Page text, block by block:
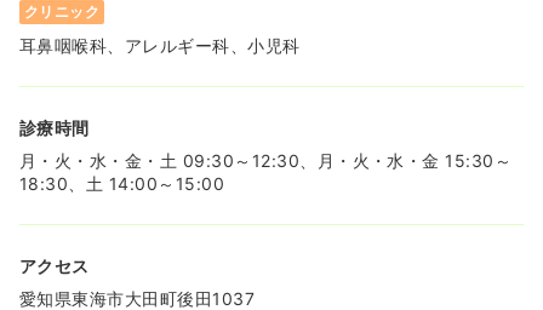
クリニック
耳鼻咽喉科、アレルギー科、小児科
診療時間
月・火・水・金・土 09:30～12:30、月・火・水・金 15:30～
18:30、土 14:00～15:00
アクセス
愛知県東海市大田町後田1037